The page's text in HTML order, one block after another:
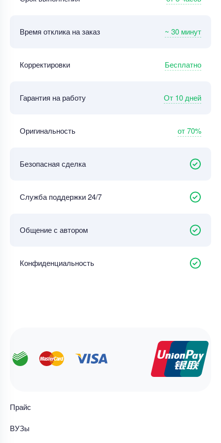
Время отклика на заказ ~ 30 минут
Корректировки Бесплатно
Гарантия на работу От 10 дней
Оригинальность от 70%
Безопасная сделка
Служба поддержки 24/7
Общение с автором
Конфиденциальность
Прайс
ВУЗы